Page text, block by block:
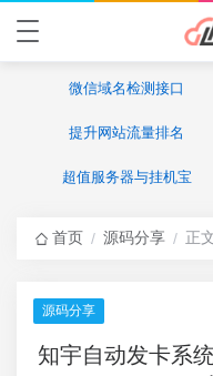
微信域名检测接口
提升网站流量排名
超值服务器与挂机宝
首页 / 源码分享 / 正
源码分享
知宇自动发卡系